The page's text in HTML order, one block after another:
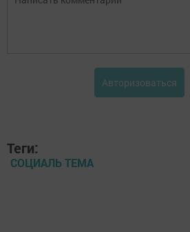
Авторизоваться
Теги:
СОЦИАЛЬ ТЕМА